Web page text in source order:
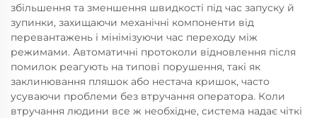
збільшення та зменшення швидкості під час запуску й
зупинки, захищаючи механічні компоненти від
перевантажень і мінімізуючи час переходу між
режимами. Автоматичні протоколи відновлення після
помилок реагують на типові порушення, такі як
заклинювання пляшок або нестача кришок, часто
усуваючи проблеми без втручання оператора. Коли
втручання людини все ж необхідне, система надає чіткі